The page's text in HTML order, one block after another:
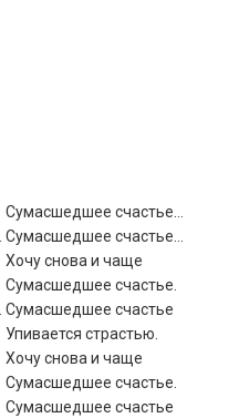
Сумасшедшее счастье…
Сумасшедшее счастье…
Хочу снова и чаще
Сумасшедшее счастье.
Сумасшедшее счастье
Упивается страстью.
Хочу снова и чаще
Сумасшедшее счастье.
Сумасшедшее счастье